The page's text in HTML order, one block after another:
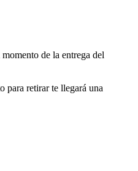
de la entrega del
para retirar te llegará una